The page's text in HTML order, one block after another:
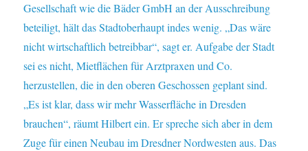
Gesellschaft wie die Bäder GmbH an der Ausschreibung
beteiligt, hält das Stadtoberhaupt indes wenig. „Das wäre
nicht wirtschaftlich betreibbar“, sagt er. Aufgabe der Stadt
sei es nicht, Mietflächen für Arztpraxen und Co.
herzustellen, die in den oberen Geschossen geplant sind.
„Es ist klar, dass wir mehr Wasserfläche in Dresden
brauchen“, räumt Hilbert ein. Er spreche sich aber in dem
Zuge für einen Neubau im Dresdner Nordwesten aus. Das